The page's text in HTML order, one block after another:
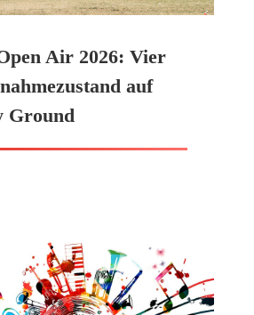
Air 2026: Vier
auf
Ground